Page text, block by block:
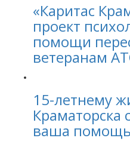
«Каритас
проект
помощи
ветеранам
15-летнему
Краматорска
ваша помощь